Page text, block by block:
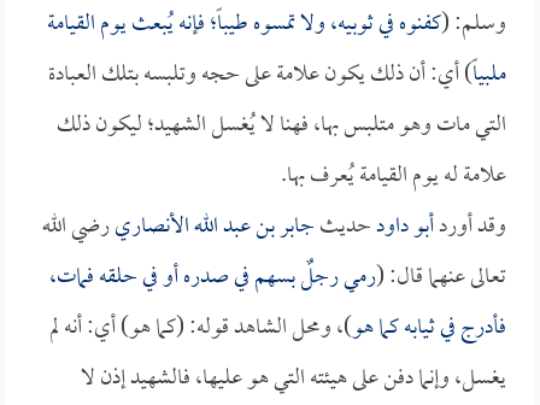
وسلم: (كفنوه في ثوبيه، ولا تمسوه طيباً؛ فإنه يُبعث يوم القيامة
ملبياً) أي: أن ذلك يكون علامة على حجه وتلبسه بتلك العبادة
التي مات وهو متلبس بها، فهنا لا يُغسل الشهيد؛ ليكون ذلك
علامة له يوم القيامة يُعرف بها.
وقد أوردأبو داودحديثجابر بن عبد الله الأنصاريرضي الله
تعالى عنهما قال: (رمي رجلٌ بسهم في صدره أو في حلقه فمات،
فأدرج في ثيابه كما هو)، ومحل الشاهد قوله: (كما هو) أي: أنه لم
يغسل، وإنما دفن على هيئته التي هو عليها، فالشهيد إذن لا